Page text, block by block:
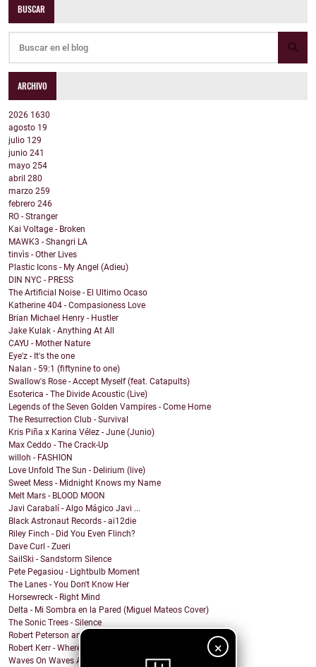
×
BUSCAR
ARCHIVO
2026 1630
agosto 19
julio 129
junio 241
mayo 254
abril 280
marzo 259
febrero 246
RO - Stranger
Kai Voltage - Broken
MAWK3 - Shangri LA
tinvìs - Other Lives
Plastic Icons - My Angel (Adieu)
DIN NYC - PRESS
The Artificial Noise - El Ultimo Ocaso
Katherine 404 - Compasioness Love
Brian Michael Henry - Hustler
Jake Kulak - Anything At All
CAYU - Mother Nature
Eye'z - It's the one
Nalan - 59:1 (fiftynine to one)
Swallow's Rose - Accept Myself (feat. Catapults)
Esoterica - The Divide Acoustic (Live)
Legends of the Seven Golden Vampires - Come Home
The Resurrection Club - Survival
Kris Piña x Karina Vélez - June (Junio)
Max Ceddo - The Crack-Up
willoh - FASHION
Love Unfold The Sun - Delirium (live)
Sweet Mess - Midnight Knows my Name
Melt Mars - BLOOD MOON
Javi Carabalí - Algo Mágico Javi ...
Black Astronaut Records - ai12die
Riley Finch - Did You Even Flinch?
Dave Curl - Zueri
SailSki - Sandstorm Silence
Pete Pegasiou - Lightbulb Moment
The Lanes - You Don't Know Her
Horsewreck - Right Mind
Delta - Mi Sombra en la Pared (Miguel Mateos Cover)
The Sonic Trees - Silence
Robert Peterson and The Crusade - Sometime
Robert Kerr - Where the Sky Turns Gold
Waves On Waves After Dark x Crimewave - The Center...